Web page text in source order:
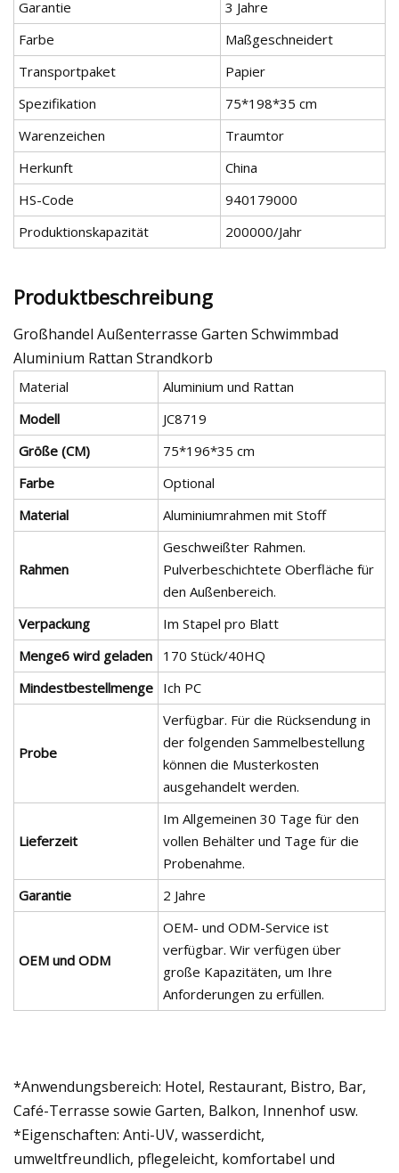
Garantie
3 Jahre
Farbe
Maßgeschneidert
Transportpaket
Papier
Spezifikation
75*198*35 cm
Warenzeichen
Traumtor
Herkunft
China
HS-Code
940179000
Produktionskapazität
200000/Jahr
Produktbeschreibung
Großhandel Außenterrasse Garten Schwimmbad
Aluminium Rattan Strandkorb
Material
Aluminium und Rattan
Modell
JC8719
Größe (CM)
75*196*35 cm
Farbe
Optional
Material
Aluminiumrahmen mit Stoff
Rahmen
Geschweißter Rahmen.
Pulverbeschichtete Oberfläche für
den Außenbereich.
Verpackung
Im Stapel pro Blatt
Menge6 wird geladen
170 Stück/40HQ
Mindestbestellmenge Ich PC
Probe
Verfügbar. Für die Rücksendung in
der folgenden Sammelbestellung
können die Musterkosten
ausgehandelt werden.
Lieferzeit
Im Allgemeinen 30 Tage für den
vollen Behälter und Tage für die
Probenahme.
Garantie
2 Jahre
OEM und ODM
OEM- und ODM-Service ist
verfügbar. Wir verfügen über
große Kapazitäten, um Ihre
Anforderungen zu erfüllen.
*Anwendungsbereich: Hotel, Restaurant, Bistro, Bar,
Café-Terrasse sowie Garten, Balkon, Innenhof usw.
*Eigenschaften: Anti-UV, wasserdicht,
umweltfreundlich, pflegeleicht, komfortabel und